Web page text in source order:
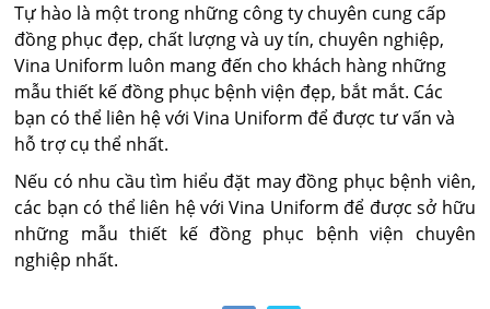
Tự hào là một trong những công ty chuyên cung cấp
đồng phục đẹp, chất lượng và uy tín, chuyên nghiệp,
Vina Uniform luôn mang đến cho khách hàng những
mẫu thiết kế đồng phục bệnh viện đẹp, bắt mắt. Các
bạn có thể liên hệ với Vina Uniform để được tư vấn và
hỗ trợ cụ thể nhất.
Nếu có nhu cầu tìm hiểu đặt may đồng phục bệnh viên,
các bạn có thể liên hệ với Vina Uniform để được sở hữu
những mẫu thiết kế đồng phục bệnh viện chuyên
nghiệp nhất.